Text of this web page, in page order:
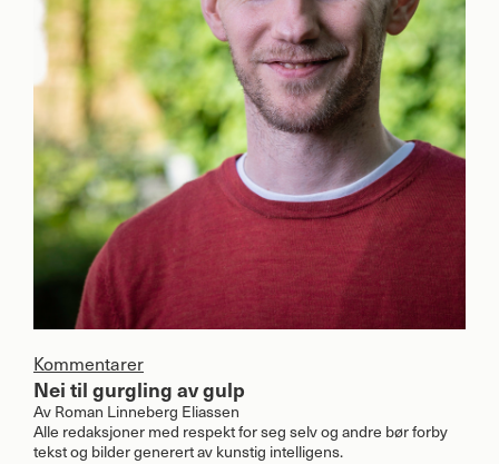
Kommentarer
Nei til gurgling av gulp
Av Roman Linneberg Eliassen
Alle redaksjoner med respekt for seg selv og andre bør forby
tekst og bilder generert av kunstig intelligens.